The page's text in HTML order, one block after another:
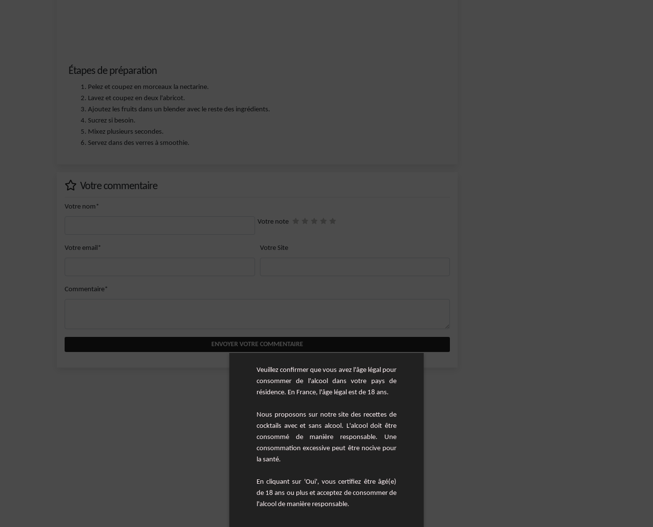
Étapes de préparation
Pelez et coupez en morceaux la nectarine.
Lavez et coupez en deux l'abricot.
Ajoutez les fruits dans un blender avec le reste des ingrédients.
Sucrez si besoin.
Mixez plusieurs secondes.
Servez dans des verres à smoothie.
Votre commentaire
Votre nom*
Votre note
Votre email* Votre Site
Commentaire*
ENVOYER VOTRE COMMENTAIRE
Veuillez confirmer que vous avez l'âge légal pour
consommer de l'alcool dans votre pays de
résidence. En France, l'âge légal est de 18 ans.
Nous proposons sur notre site des recettes de
cocktails avec et sans alcool. L'alcool doit être
consommé de manière responsable. Une
consommation excessive peut être nocive pour
la santé.
En cliquant sur 'Oui', vous certifiez être âgé(e)
de 18 ans ou plus et acceptez de consommer de
l'alcool de manière responsable.